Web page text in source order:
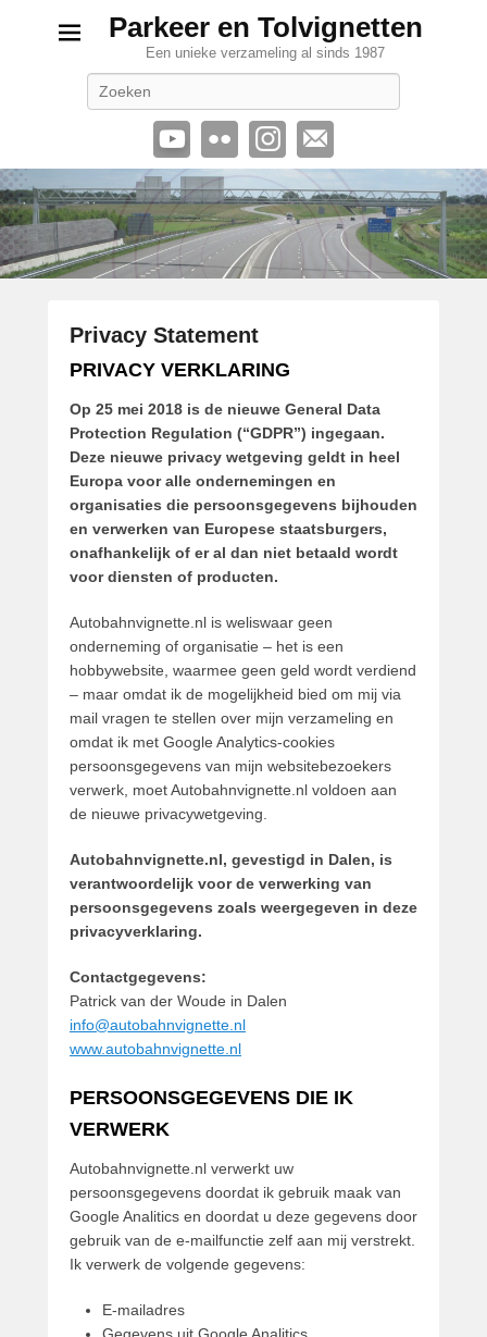
Parkeer en Tolvignetten
Een unieke verzameling al sinds 1987
Privacy Statement
G
p
l
a
a
t
s
t
o
2
0
j
u
l
i
2
0
1
d
o
o
r
r
i
k
v
d
r
PRIVACY VERKLARING
Op 25 mei 2018 is de nieuwe General Data
Protection Regulation (“GDPR”) ingegaan.
Deze nieuwe privacy wetgeving geldt in heel
Europa voor alle ondernemingen en
organisaties die persoonsgegevens bijhouden
en verwerken van Europese staatsburgers,
onafhankelijk of er al dan niet betaald wordt
voor diensten of producten.
Autobahnvignette.nl is weliswaar geen
onderneming of organisatie – het is een
hobbywebsite, waarmee geen geld wordt verdiend
– maar omdat ik de mogelijkheid bied om mij via
mail vragen te stellen over mijn verzameling en
omdat ik met Google Analytics-cookies
persoonsgegevens van mijn websitebezoekers
verwerk, moet Autobahnvignette.nl voldoen aan
de nieuwe privacywetgeving.
Autobahnvignette.nl, gevestigd in Dalen, is
verantwoordelijk voor de verwerking van
persoonsgegevens zoals weergegeven in deze
privacyverklaring.
Contactgegevens:
Patrick van der Woude in Dalen
info@autobahnvignette.nl
www.autobahnvignette.nl
PERSOONSGEGEVENS DIE IK
VERWERK
Autobahnvignette.nl verwerkt uw
persoonsgegevens doordat ik gebruik maak van
Google Analitics en doordat u deze gegevens door
gebruik van de e-mailfunctie zelf aan mij verstrekt.
Ik verwerk de volgende gegevens:
E-mailadres